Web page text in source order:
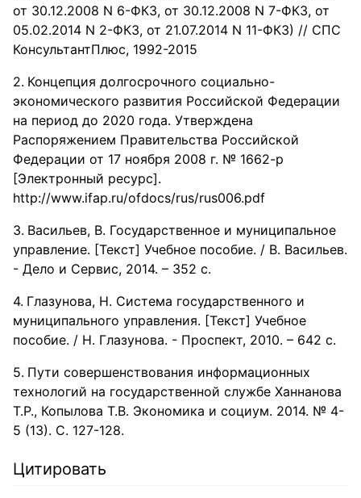
от 30.12.2008 N 6-ФКЗ, от 30.12.2008 N 7-ФКЗ, от
05.02.2014 N 2-ФКЗ, от 21.07.2014 N 11-ФКЗ) // СПС
КонсультантПлюс, 1992-2015
Концепция долгосрочного социально-
экономического развития Российской Федерации
на период до 2020 года. Утверждена
Распоряжением Правительства Российской
Федерации от 17 ноября 2008 г. № 1662-р
[Электронный ресурс].
http://www.ifap.ru/ofdocs/rus/rus006.pdf
Васильев, В. Государственное и муниципальное
управление. [Текст] Учебное пособие. / В. Васильев.
- Дело и Сервис, 2014. – 352 с.
Глазунова, Н. Система государственного и
муниципального управления. [Текст] Учебное
пособие. / Н. Глазунова. - Проспект, 2010. – 642 с.
Пути совершенствования информационных
технологий на государственной службе Ханнанова
Т.Р., Копылова Т.В. Экономика и социум. 2014. № 4-
5 (13). С. 127-128.
Цитировать